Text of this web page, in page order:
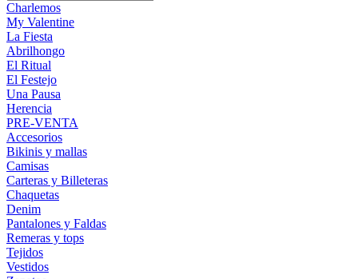
Charlemos
My Valentine
La Fiesta
Abrilhongo
El Ritual
El Festejo
Una Pausa
Herencia
PRE-VENTA
Accesorios
Bikinis y mallas
Camisas
Carteras y Billeteras
Chaquetas
Denim
Pantalones y Faldas
Remeras y tops
Tejidos
Vestidos